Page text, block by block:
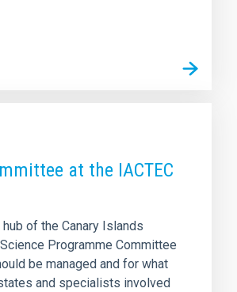
at the IACTEC
of the Canary Islands
Programme Committee
be managed and for what
and specialists involved